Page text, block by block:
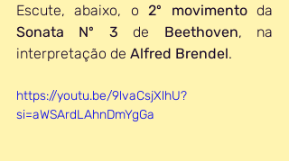
Escute, abaixo, o 2º movimento
Sonata Nº 3 de Beethoven, na
interpretação de Alfred Brendel.
https://youtu.be/9lvaCsjXlhU?
si=aWSArdLAhnDmYgGa